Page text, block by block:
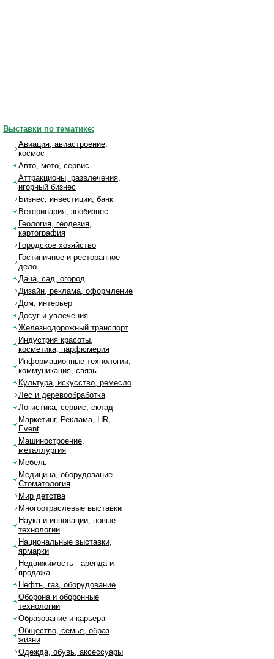
Выставки по тематике:
Авиация, авиастроение,
космос
Авто, мото, сервис
Аттракционы, развлечения,
игорный бизнес
Бизнес, инвестиции, банк
Ветеринария, зообизнес
Геология, геодезия,
картография
Городское хозяйство
Гостиничное и ресторанное
дело
Дача, сад, огород
Дизайн, реклама, оформление
Дом, интерьер
Досуг и увлечения
Железнодорожный транспорт
Индустрия красоты,
косметика, парфюмерия
Информационные технологии,
коммуникация, связь
Культура, искусство, ремесло
Лес и деревообработка
Логистика, сервис, склад
Маркетинг, Реклама, HR,
Event
Машиностроение,
металлургия
Мебель
Медицина, оборудование.
Стоматология
Мир детства
Многоотраслевые выставки
Наука и инновации, новые
технологии
Национальные выставки,
ярмарки
Недвижимость - аренда и
продажа
Нефть, газ, оборудование
Оборона и оборонные
технологии
Образование и карьера
Общество, семья, образ
жизни
Одежда, обувь, аксессуары